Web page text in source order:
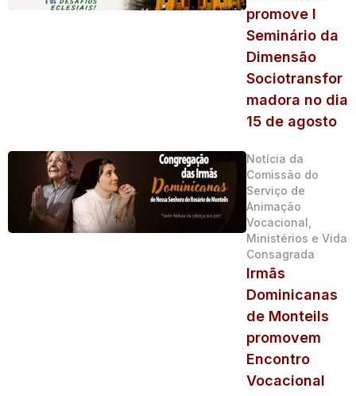
promove I
Seminário da
Dimensão
Sociotransfor
madora no dia
15 de agosto
Notícia da
Comissão do
Serviço de
Animação
Vocacional,
Ministérios e Vida
Consagrada
Irmãs
Dominicanas
de Monteils
promovem
Encontro
Vocacional